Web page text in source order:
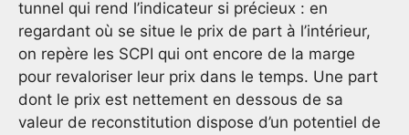
tunnel qui rend l’indicateur si précieux : en
regardant où se situe le prix de part à l’intérieur,
on repère les SCPI qui ont encore de la marge
pour revaloriser leur prix dans le temps. Une part
dont le prix est nettement en dessous de sa
valeur de reconstitution dispose d’un potentiel de